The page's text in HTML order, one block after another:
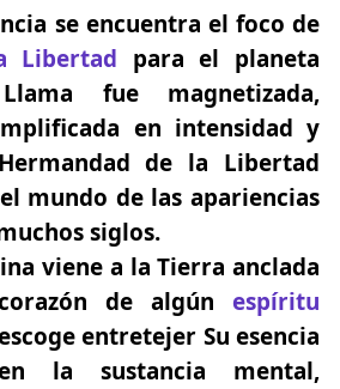
se encuentra el foco de
Libertad para el planeta
fue magnetizada,
en intensidad y
de la Libertad
mundo de las apariencias
siglos.
viene a la Tierra anclada
de algún espíritu
entretejer Su esencia
la sustancia mental,